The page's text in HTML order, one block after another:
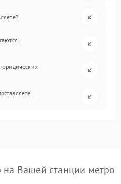
юридических
Вашей станции метро